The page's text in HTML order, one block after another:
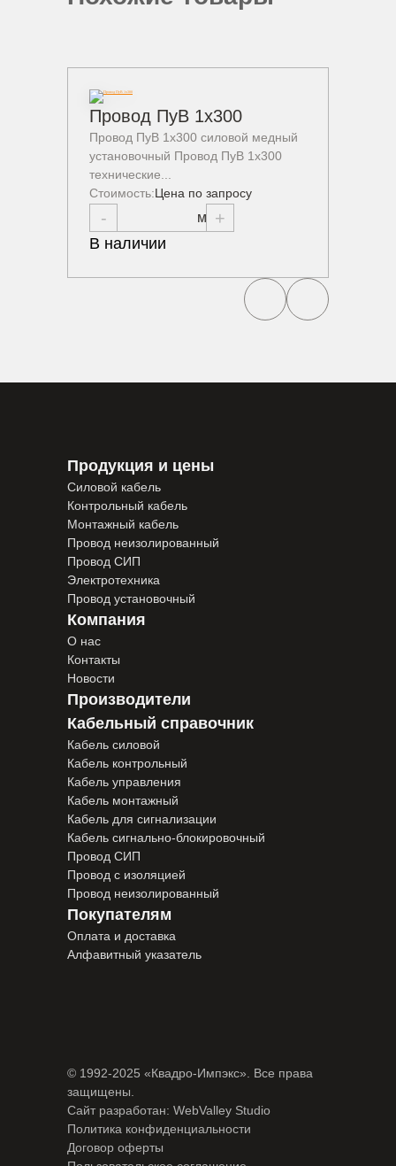
Провод ПуВ 1х300
Провод ПуВ 1х300 силовой медный
установочный Провод ПуВ 1х300
технические...
Стоимость:Цена по запросу
- +
В наличии
Продукция и цены
Силовой кабель
Контрольный кабель
Монтажный кабель
Провод неизолированный
Провод СИП
Электротехника
Провод установочный
Компания
О нас
Контакты
Новости
Производители
Кабельный справочник
Кабель силовой
Кабель контрольный
Кабель управления
Кабель монтажный
Кабель для сигнализации
Кабель сигнально-блокировочный
Провод СИП
Провод с изоляцией
Провод неизолированный
Покупателям
Оплата и доставка
Алфавитный указатель
© 1992-2025 «Квадро-Импэкс». Все права
защищены.
Сайт разработан: WebValley Studio
Политика конфиденциальности
Договор оферты